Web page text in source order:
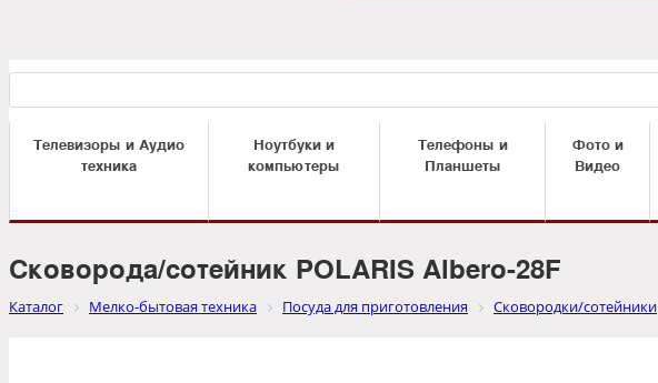
Телевизоры и Аудио
техника
Ноутбуки и
компьютеры
Телефоны и
Планшеты
Фото и
Видео
Сковорода/сотейник POLARIS Albero-28F
Каталог Мелко-бытовая техника Посуда для приготовления Сковородки/сотейники